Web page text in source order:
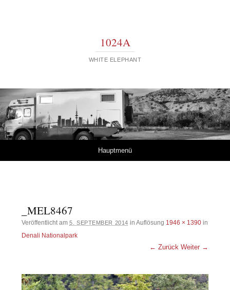
1024A
WHITE ELEPHANT
Hauptmenü
_MEL8467
Veröffentlicht am5. SEPTEMBER 2014 in Auflösung 1946 × 1390in
Denali Nationalpark
← Zurück Weiter →